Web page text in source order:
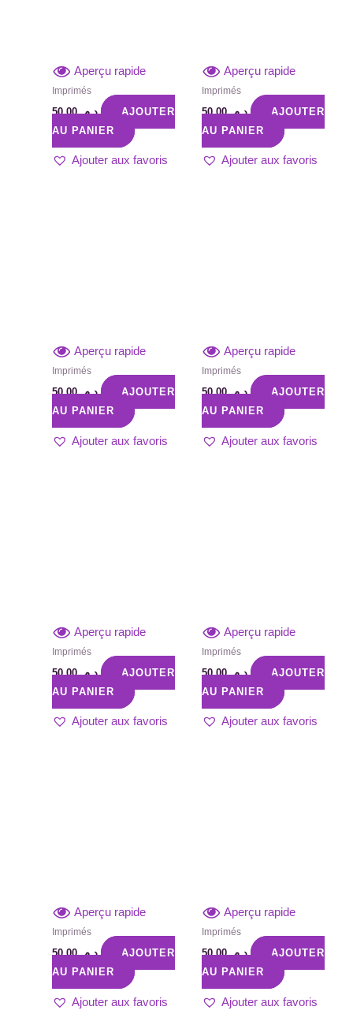
Aperçu rapide
Imprimés
د.م.50,00
AJOUTER
AU PANIER
Ajouter aux favoris
Aperçu rapide
Imprimés
د.م.50,00
AJOUTER
AU PANIER
Ajouter aux favoris
Aperçu rapide
Imprimés
د.م.50,00
AJOUTER
AU PANIER
Ajouter aux favoris
Aperçu rapide
Imprimés
د.م.50,00
AJOUTER
AU PANIER
Ajouter aux favoris
Aperçu rapide
Imprimés
د.م.50,00
AJOUTER
AU PANIER
Ajouter aux favoris
Aperçu rapide
Imprimés
د.م.50,00
AJOUTER
AU PANIER
Ajouter aux favoris
Aperçu rapide
Imprimés
د.م.50,00
AJOUTER
AU PANIER
Ajouter aux favoris
Aperçu rapide
Imprimés
د.م.50,00
AJOUTER
AU PANIER
Ajouter aux favoris